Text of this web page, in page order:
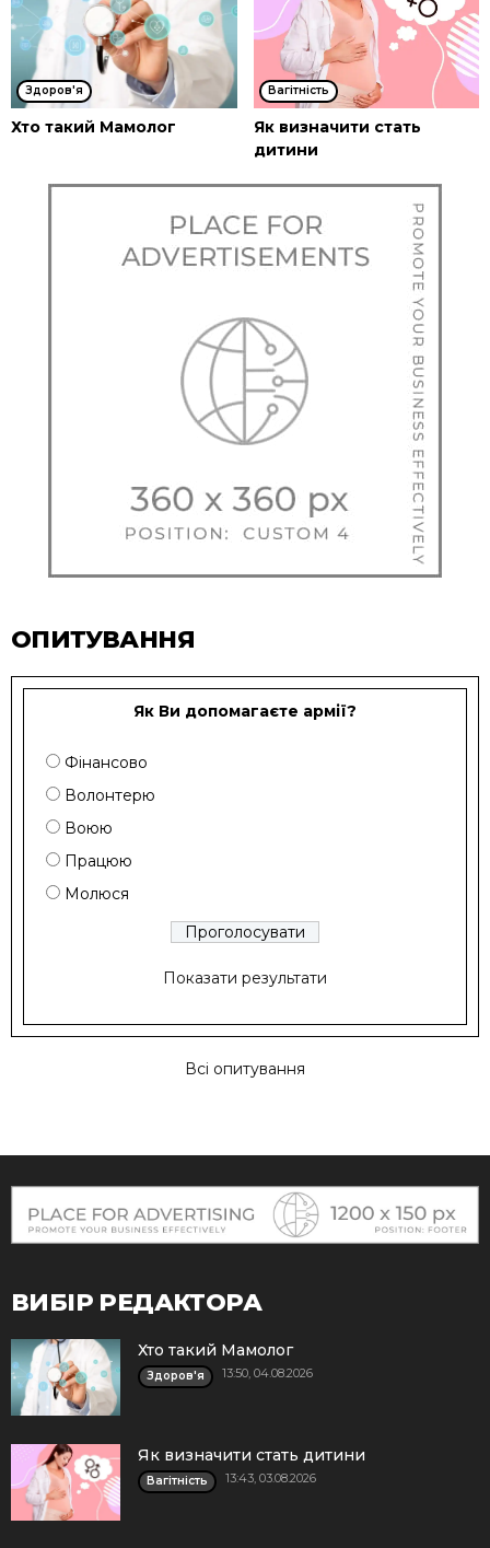
Здоров'я
Хто такий Мамолог
Вагітність
Як визначити стать
дитини
ОПИТУВАННЯ
Як Ви допомагаєте армії?
Фінансово
Волонтерю
Воюю
Працюю
Молюся
Показати результати
Всі опитування
ВИБІР РЕДАКТОРА
Хто такий Мамолог
Здоров'я 13:50, 04.08.2026
Як визначити стать дитини
Вагітність 13:43, 03.08.2026